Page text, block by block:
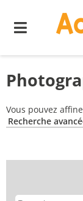
Menu
Vous pouvez
Recherche